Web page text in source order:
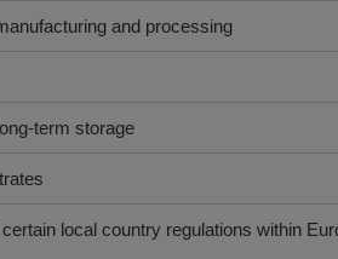
and processing
term storage
local country regulations within